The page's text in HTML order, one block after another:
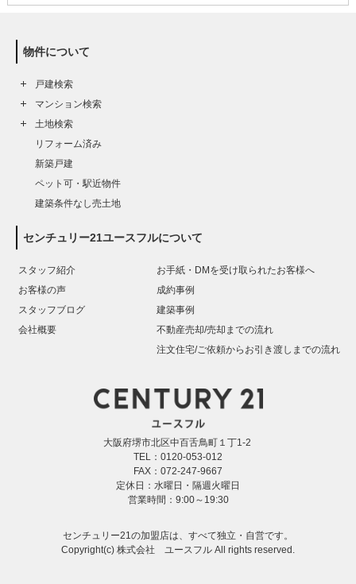
物件について
戸建検索
マンション検索
土地検索
リフォーム済み
新築戸建
ペット可・駅近物件
建築条件なし売土地
センチュリー21ユースフルについて
スタッフ紹介
お客様の声
スタッフブログ
会社概要
お手紙・DMを受け取られたお客様へ
成約事例
建築事例
不動産売却/売却までの流れ
注文住宅/ご依頼からお引き渡しまでの流れ
大阪府堺市北区中百舌鳥町１丁1-2
TEL：0120-053-012
FAX：072-247-9667
定休日：水曜日・隔週火曜日
営業時間：9:00～19:30
センチュリー21の加盟店は、すべて独立・自営です。
Copyright(c) 株式会社 ユースフル All rights reserved.